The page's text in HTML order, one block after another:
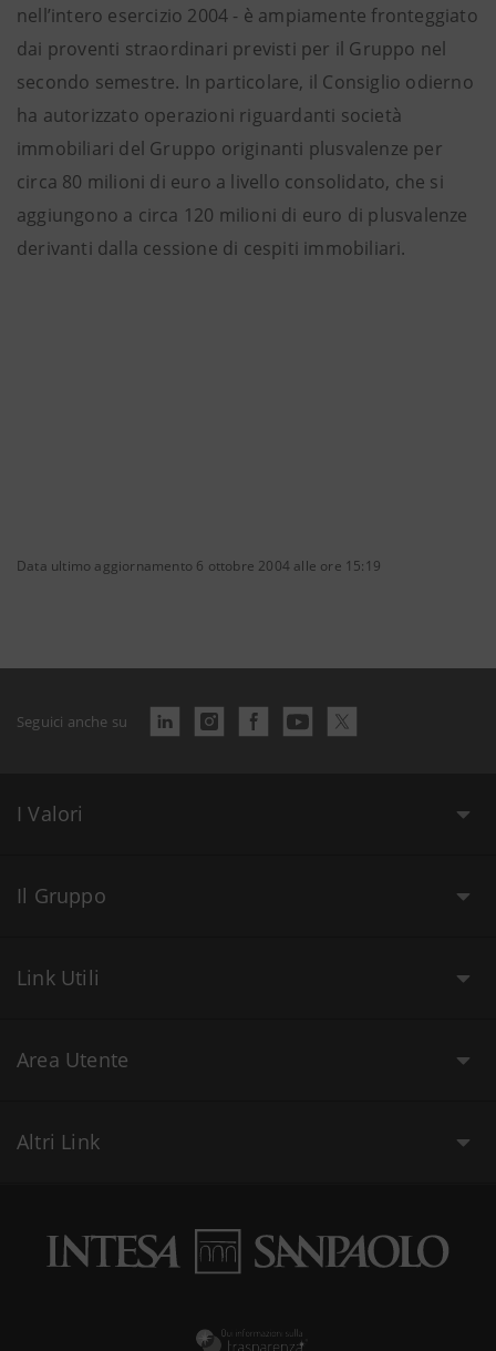
nell’intero esercizio 2004 - è ampiamente fronteggiato
dai proventi straordinari previsti per il Gruppo nel
secondo semestre. In particolare, il Consiglio odierno
ha autorizzato operazioni riguardanti società
immobiliari del Gruppo originanti plusvalenze per
circa 80 milioni di euro a livello consolidato, che si
aggiungono a circa 120 milioni di euro di plusvalenze
derivanti dalla cessione di cespiti immobiliari.
Data ultimo aggiornamento 6 ottobre 2004 alle ore 15:19
Seguici anche su
I Valori
Il Gruppo
Link Utili
Area Utente
Altri Link